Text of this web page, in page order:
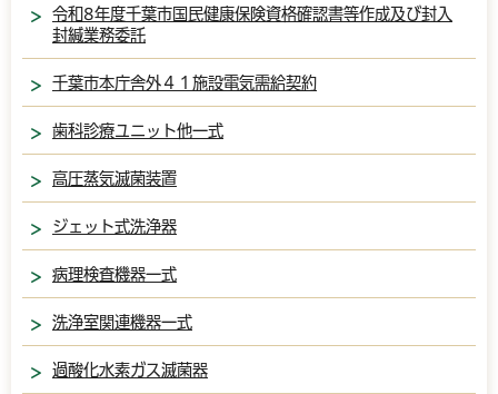
令和8年度千葉市国民健康保険資格確認書等作成及び封入
封緘業務委託
千葉市本庁舎外４１施設電気需給契約
歯科診療ユニット他一式
高圧蒸気滅菌装置
ジェット式洗浄器
病理検査機器一式
洗浄室関連機器一式
過酸化水素ガス滅菌器